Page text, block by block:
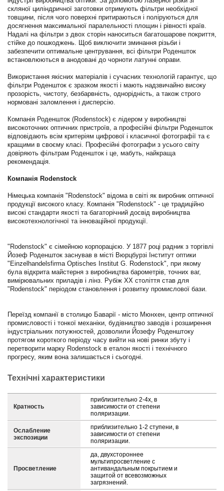
скляної циліндричної заготовки отримують фільтри необхідної
товщини, після чого поверхні притираються і поліруються для
досягнення максимальної паралельності площин і рівності країв.
Надалі на фільтри з двох сторін наноситься багатошарове покриття,
стійке до пошкоджень. Щоб виключити зминання різьби і
забезпечити оптимальне центрування, всі фільтри Роденшток
встановлюються в анодовані до чорноти латунні оправи.
Використання якісних матеріалів і сучасних технологій гарантує, що
фільтри Роденшток є зразком якості і мають надзвичайно високу
прозорість, чистоту, безбарвність, однорідність, а також строго
нормовані заломлення і дисперсію.
Компанія Роденшток (Rodenstock) є лідером у виробництві
високоточних оптичних пристроїв, а професійні фільтри Роденшток
відповідають всім критеріям цифрової і класичної фотографії та є
кращими в своєму класі. Професійні фотографи з усього світу
довіряють фільтрам Роденшток і це, мабуть, найкраща
рекомендація.
Компанія Rodenstock
Німецька компанія "Rodenstock" відома в світі як виробник оптичної
продукції високого класу. Компанія "Rodenstock" - це традиційно
високі стандарти якості та багаторічний досвід виробництва
високотехнологічної та інноваційної продукції.
"Rodenstock" є сімейною корпорацією. У 1877 році радник з торгівлі
Йозеф Роденшток заснував в місті Вюрцбурзі Інститут оптики
"Einzelhandelsfirma Optisches Institut G. Rodenstock", при якому
була відкрита майстерня з виробництва барометрів, точних ваг,
вимірювальних приладів і лінз. Рубіж XX століття став для
"Rodenstock" періодом становлення і розвитку промислової бази.
Переїзд компанії в столицю Баварії - місто Мюнхен, центр оптичної
промисловості і тонкої механіки, будівництво заводів і розширення
індустріальних потужностей, дозволили Йозефу Роденштоку
протягом короткого періоду часу вийти на нові ринки збуту і
перетворити марку Rodenstock в еталон якості і технічного
прогресу, яким вона залишається і сьогодні.
Технічні характеристики
Кратность
приблизительно 2-4х, в
зависимости от степени
поляризации.
Ослабление
экспозиции
приблизительно 1-2 ступени, в
зависимости от степени
поляризации.
Просветление
да, двухстороннее
мультипросветление с
антивандальным покрытием и
защитой от всевозможных
загрязнений.